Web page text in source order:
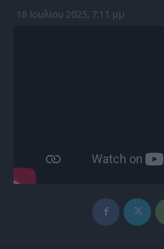
18 Ιουλίου 2025, 7:11 μμ